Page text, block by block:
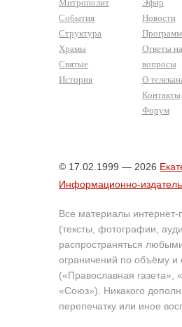
Митрополит
События
Структура
Храмы
Святые
История
Эфир
Новости
Ответы на
вопросы
О
Контакты
Форум
© 17.02.1999 — 2026
Информационно-
Все материалы интернет-
(тексты, фотографии,
распространяться
ограничений по объёму и
(«Православная газета»,
«Союз»). Никакого
перепечатку или иное